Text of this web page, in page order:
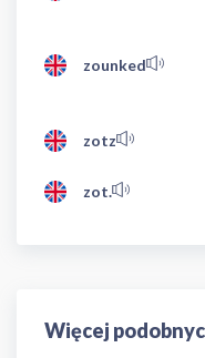
zounked
zotz
zot.
Więcej